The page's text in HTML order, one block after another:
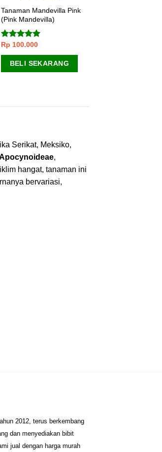
Tanaman Mandevilla Pink
(Pink Mandevilla)
Dinilai5.00
dari 5
Rp 100.000
BELI SEKARANG
Serikat, Meksiko,
,
hangat, tanaman ini
bervariasi,
2012, terus berkembang
dan menyediakan bibit
jual dengan harga murah